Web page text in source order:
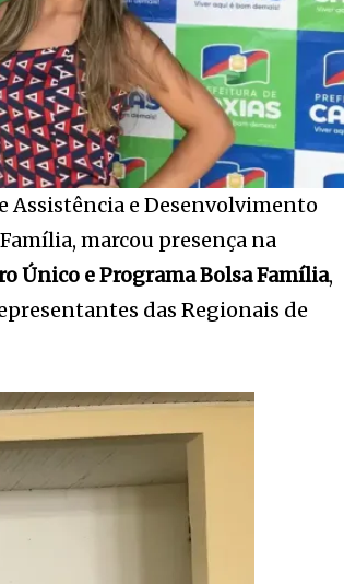
Assistência e Desenvolvimento
marcou presença na
Único e Programa Bolsa Família,
das Regionais de